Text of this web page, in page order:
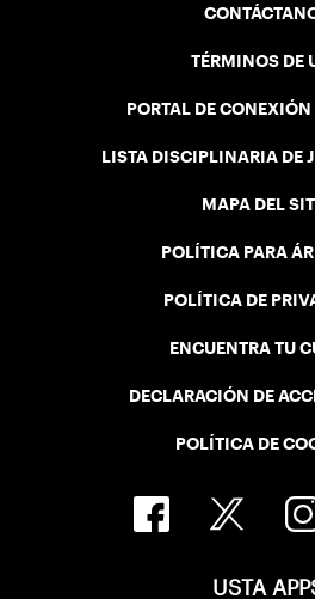
TÉRMINOS DE
PORTAL DE CONEXIÓN
LISTA DISCIPLINARIA DE
MAPA DEL
POLÍTICA PARA
POLÍTICA DE
ENCUENTRA TU
DECLARACIÓN DE
POLÍTICA DE
USTA